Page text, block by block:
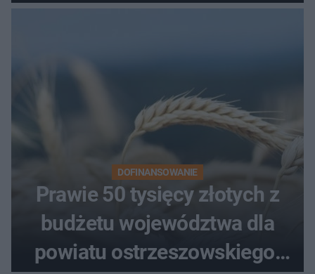
DOFINANSOWANIE
Prawie 50 tysięcy złotych z
budżetu województwa dla
powiatu ostrzeszowskiego.